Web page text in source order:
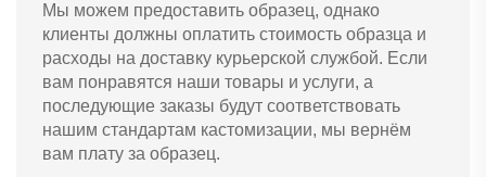
Мы можем предоставить образец, однако
клиенты должны оплатить стоимость образца и
расходы на доставку курьерской службой. Если
вам понравятся наши товары и услуги, а
последующие заказы будут соответствовать
нашим стандартам кастомизации, мы вернём
вам плату за образец.